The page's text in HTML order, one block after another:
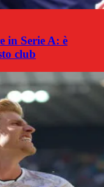
in Serie A: è
club